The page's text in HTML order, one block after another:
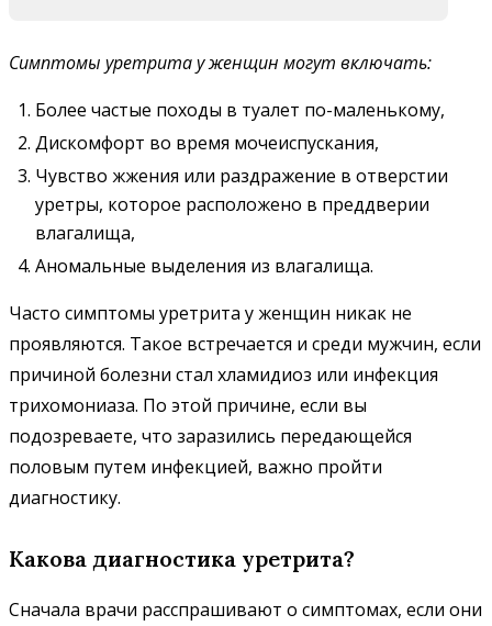
Симптомы уретрита у женщин могут включать:
Более частые походы в туалет по-маленькому,
Дискомфорт во время мочеиспускания,
Чувство жжения или раздражение в отверстии
уретры, которое расположено в преддверии
влагалища,
Аномальные выделения из влагалища.
Часто симптомы уретрита у женщин никак не
проявляются. Такое встречается и среди мужчин, если
причиной болезни стал хламидиоз или инфекция
трихомониаза. По этой причине, если вы
подозреваете, что заразились передающейся
половым путем инфекцией, важно пройти
диагностику.
Какова диагностика уретрита?
Сначала врачи расспрашивают о симптомах, если они